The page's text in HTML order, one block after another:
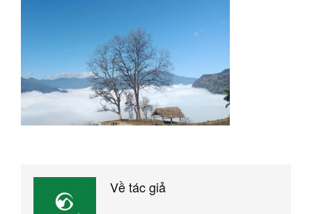
Về tác giả